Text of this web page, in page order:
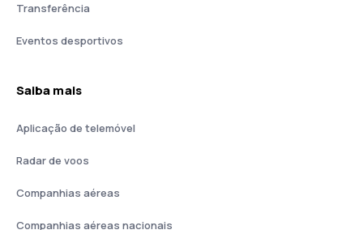
Transferência
Eventos desportivos
Saiba mais
Aplicação de telemóvel
Radar de voos
Companhias aéreas
Companhias aéreas nacionais